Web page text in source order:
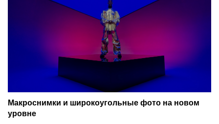
Макроснимки и широкоугольные фото на новом
уровне